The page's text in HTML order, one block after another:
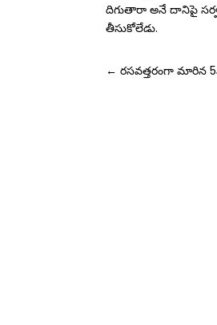
దిగుతారా అనే దానిపై
తీసుకోలేడు.
← రసవత్తరంగా మారిన